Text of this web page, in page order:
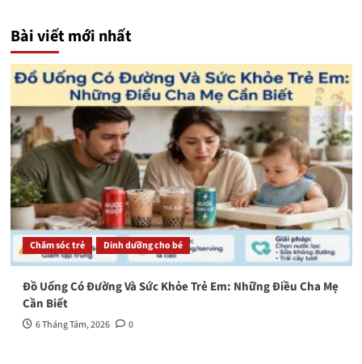
Bài viết mới nhất
Chăm sóc trẻ Dinh dưỡng cho bé
Đồ Uống Có Đường Và Sức Khỏe Trẻ Em: Những Điều Cha Mẹ
Cần Biết
6 Tháng Tám, 2026 0